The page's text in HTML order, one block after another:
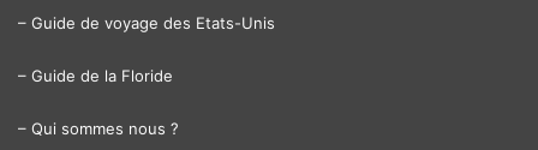
– Guide de voyage des Etats-Unis
– Guide de la Floride
– Qui sommes nous ?